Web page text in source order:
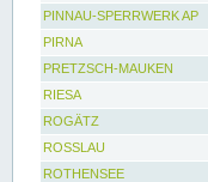
PINNAU-SPERRWERK AP
PIRNA
PRETZSCH-MAUKEN
RIESA
ROGÄTZ
ROSSLAU
ROTHENSEE